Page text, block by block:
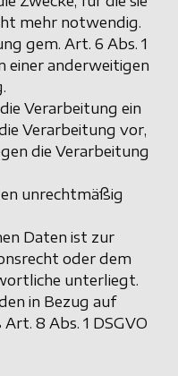
mehr notwendig.
gem. Art. 6 Abs. 1
einer anderweitigen
Verarbeitung ein
Verarbeitung vor,
die Verarbeitung
unrechtmäßig
Daten ist zur
oder dem
unterliegt.
in Bezug auf
8 Abs. 1 DSGVO